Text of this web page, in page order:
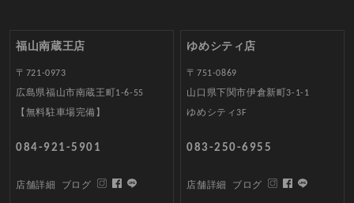
福山南蔵王店
〒721-0973
広島県福山市南蔵王町1-6-55
【無料駐車場完備】
084-921-5901
店舗詳細 ブログ
ゆめシティ店
〒751-0869
山口県下関市伊倉新町3-1-1
ゆめシティ3F
083-250-6955
店舗詳細 ブログ